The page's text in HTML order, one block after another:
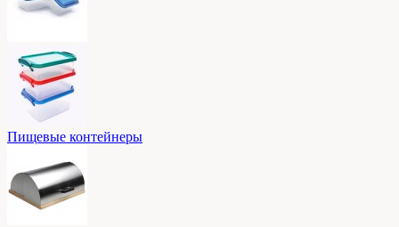
Пищевые контейнеры